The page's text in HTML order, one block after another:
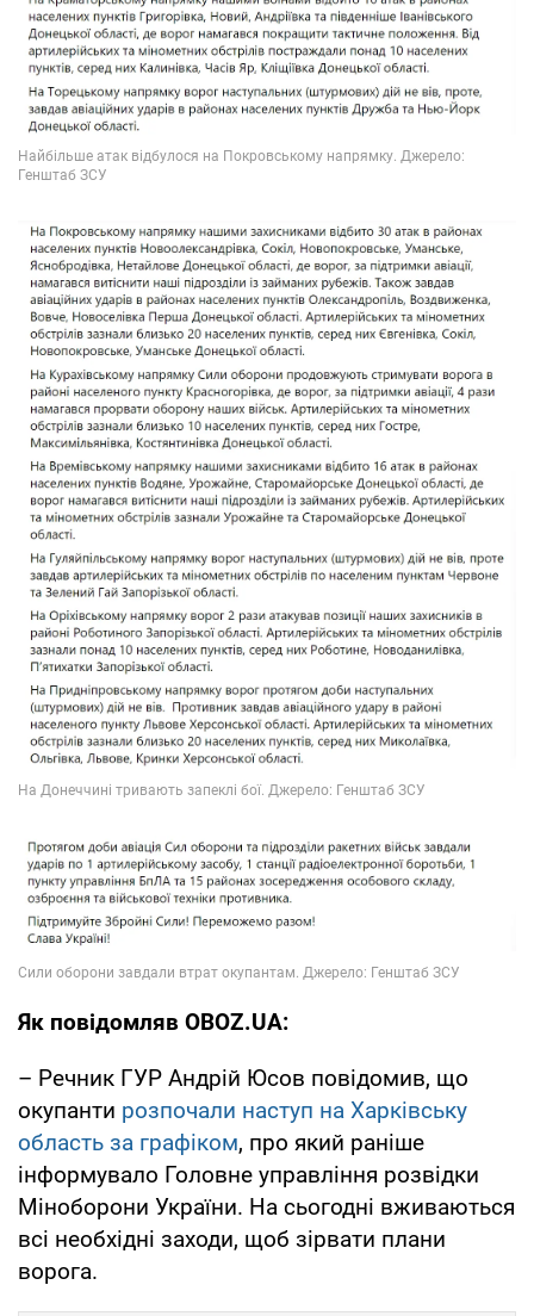
Як повідомляв OBOZ.UA:
– Речник ГУР Андрій Юсов повідомив, що
окупанти розпочали наступ на Харківську
область за графіком, про який раніше
інформувало Головне управління розвідки
Міноборони України. На сьогодні вживаються
всі необхідні заходи, щоб зірвати плани
ворога.